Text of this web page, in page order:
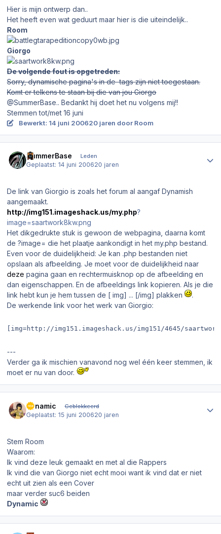
Hier is mijn ontwerp dan..
Het heeft even wat geduurt maar hier is die uiteindelijk..
Room
Giorgo
De volgende fout is opgetreden:
Sorry, dynamische pagina's in detags zijn niet toegestaan.
Komt er telkens te staan bij die van jou Giorgo
@SummerBase.. Bedankt hij doet het nu volgens mij!!
Stemmen tot/met 16 juni
Bewerkt: 14 juni 200620 jaren door Room
SummerBase Leden
Geplaatst:14 juni 200620 jaren
De link van Giorgio is zoals het forum al aangaf Dynamish
aangemaakt.
http://img151.imageshack.us/my.php?
image=saartwork8kw.png
Het dikgedrukte stuk is gewoon de webpagina, daarna komt
de ?image= die het plaatje aankondigt in het my.php bestand.
Even voor de duidelijkheid: Je kan .php bestanden niet
opslaan als afbeelding. Je moet voor de duidelijkheid naar
deze pagina gaan en rechtermuisknop op de afbeelding en
dan eigenschappen. En de afbeeldings link kopieren. Als je die
link hebt kun je hem tussen de [ img] ... [/img] plakken
.
De werkende link voor het werk van Giorgio:
[img=http://img151.imageshack.us/img151/4645/
---
Verder ga ik mischien vanavond nog wel één keer stemmen, ik
moet er nu van door.
Dynamic Geblokkeerd
Geplaatst:15 juni 200620 jaren
Stem Room
Waarom:
Ik vind deze leuk gemaakt en met al die Rappers
Ik vind die van Giorgo niet echt mooi want ik vind dat er niet
echt uit zien als een Cover
maar verder suc6 beiden
Dynamic